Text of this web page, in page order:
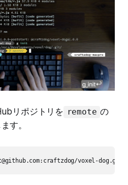
リポジトリを remote の
す。
voxel-dog.git